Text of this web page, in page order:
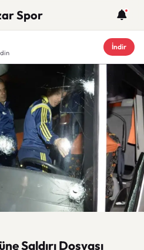
Spor
İndir
Saldırı Dosyası